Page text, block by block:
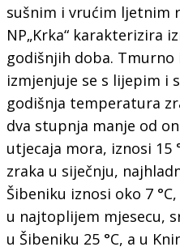
sušnim i vrućim ljetnim
NP„Krka“ karakterizira
godišnjih doba.
izmjenjuje se s lijepim i
godišnja temperatura
dva stupnja manje od
utjecaja mora, iznosi 15
zraka u siječnju,
Šibeniku iznosi oko 7
u najtoplijem mjesecu,
u Šibeniku 25 °C, a u